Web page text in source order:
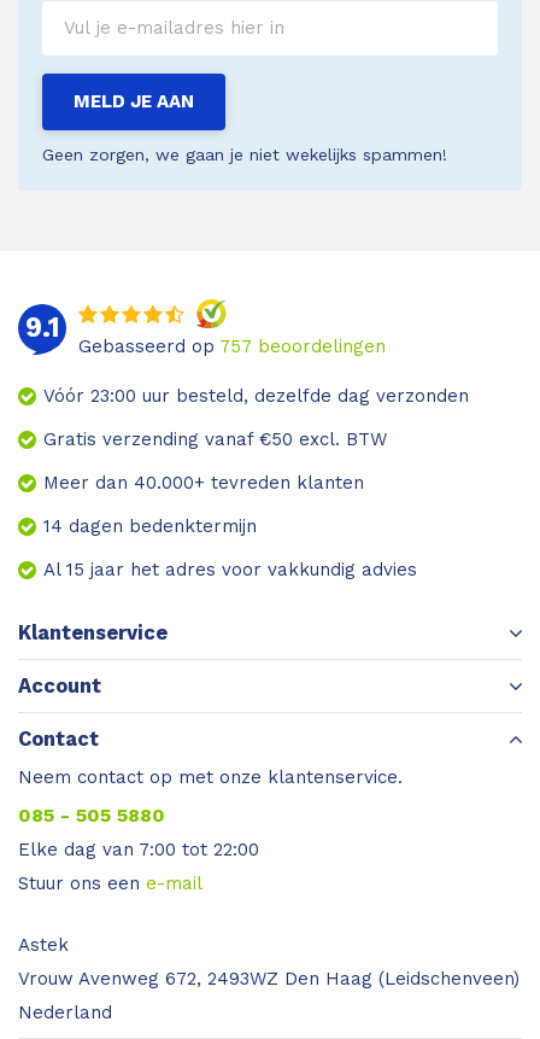
Geen zorgen, we gaan je niet wekelijks spammen!
MELD JE AAN
9.1
Gebasseerd op 757 beoordelingen
Vóór 23:00 uur besteld, dezelfde dag verzonden
Gratis verzending vanaf €50 excl. BTW
Meer dan 40.000+ tevreden klanten
14 dagen bedenktermijn
Al 15 jaar het adres voor vakkundig advies
Klantenservice
Account
Contact
Neem contact op met onze klantenservice.
085 - 505 5880
Elke dag van 7:00 tot 22:00
Stuur ons een e-mail
Astek
Vrouw Avenweg 672, 2493WZ Den Haag (Leidschenveen)
Nederland